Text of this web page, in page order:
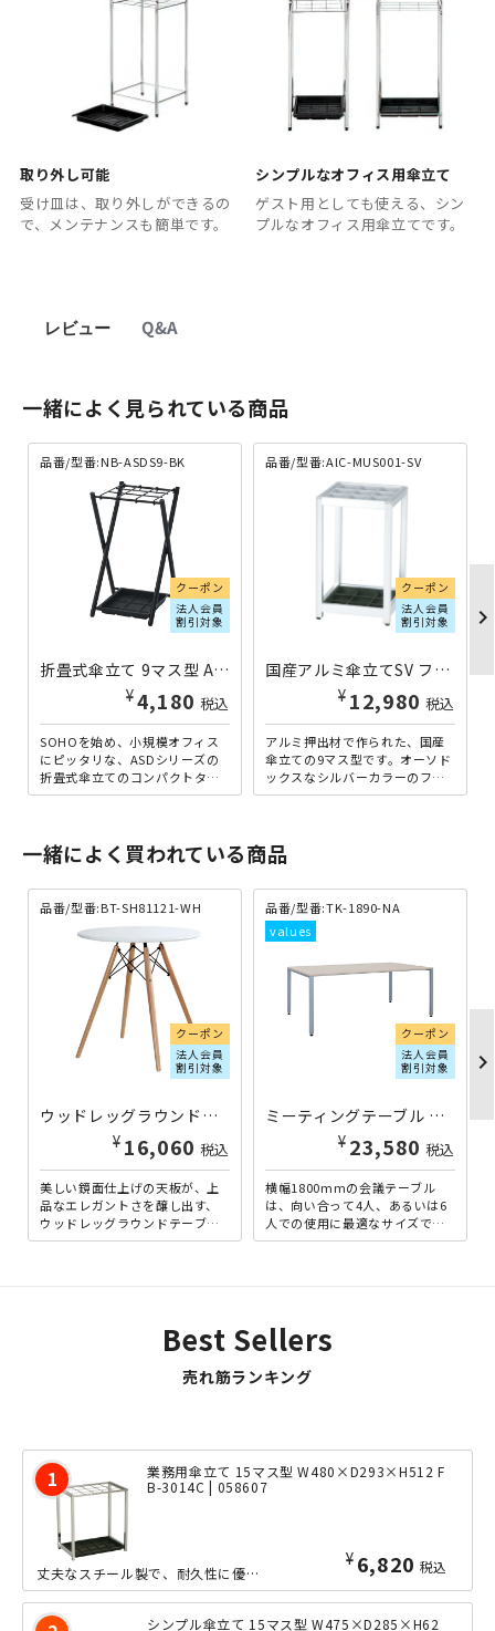
取り外し可能
受け皿は、取り外しができるの
で、メンテナンスも簡単です。
シンプルなオフィス用傘立て
ゲスト用としても使える、シン
プルなオフィス用傘立てです。
レビュー Q&A
一緒によく見られている商品
品番/型番:NB-ASDS9-BK
クーポン
法人会員
割引対象
折畳式傘立て 9マス型 ASDシリーズ W305×D325×H512 ブラック NB-ASDS9-BK | 587465
¥4,180 税込
SOHOを始め、小規模オフィス
にピッタリな、ASDシリーズの
折畳式傘立てのコンパクトタイ
プです。9マス型となっており、
品番/型番:AlC-MUS001-SV
クーポン
法人会員
割引対象
国産アルミ傘立てSV フレームタイプ 9マス W300×D300×H500 AlC-MUS001-SV | 893900
¥ 12,980 税込
アルミ押出材で作られた、国産
傘立ての9マス型です。オーソド
ックスなシルバーカラーのフレ
ームタイプとなっております。
chevron_right
一緒によく買われている商品
品番/型番:BT-SH81121-WH
クーポン
法人会員
割引対象
ウッドレッグラウンドテーブル W700×D700×H710 ホワイト 個人宅配送費込B BT-SH81121-WH | 369512
¥ 16,060 税込
美しい鏡面仕上げの天板が、上
品なエレガントさを醸し出す、
ウッドレッグラウンドテーブ
ル。無垢材と耐久性に優れたブ
品番/型番:TK-1890-NA
クーポン
法人会員
割引対象
ミーティングテーブル TKシャープタイプ W1800×D900×H700 ナチュラル TK-1890-NA | 269153
¥ 23,580 税込
横幅1800mmの会議テーブル
は、向い合って4人、あるいは6
人での使用に最適なサイズで
す。4人で使用すれば、左右に資
chevron_right
Best Sellers
売れ筋ランキング
業務用傘立て 15マス型 W480×D293×H512 F
B-3014C | 058607
¥ 6,820 税込
丈夫なスチール製で、耐久性に優れた業務用アンブレラスタンド（傘立て）です。ワイド...
シンプル傘立て 15マス型 W475×D285×H62